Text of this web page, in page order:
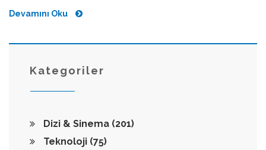
Devamını Oku
Kategoriler
Dizi & Sinema (201)
Teknoloji (75)